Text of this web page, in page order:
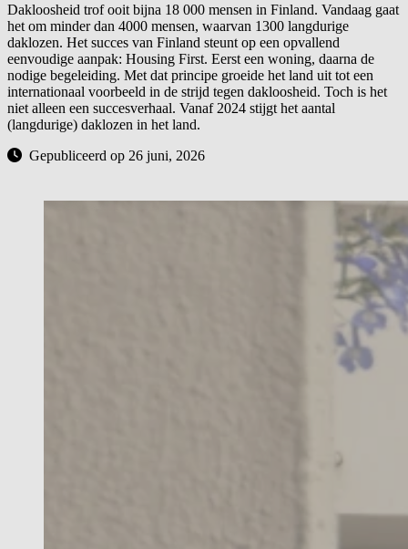
Dakloosheid trof ooit bijna 18 000 mensen in Finland. Vandaag gaat
het om minder dan 4000 mensen, waarvan 1300 langdurige
daklozen. Het succes van Finland steunt op een opvallend
eenvoudige aanpak: Housing First. Eerst een woning, daarna de
nodige begeleiding. Met dat principe groeide het land uit tot een
internationaal voorbeeld in de strijd tegen dakloosheid. Toch is het
niet alleen een succesverhaal. Vanaf 2024 stijgt het aantal
(langdurige) daklozen in het land.
Gepubliceerd op 26 juni, 2026